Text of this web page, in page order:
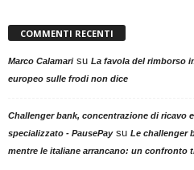
COMMENTI RECENTI
Marco Calamarisu La favola del rimborso
europeo sulle frodi non dice
Challenger bank, concentrazione di ricavo
specializzato - PausePaysu Le challenger
mentre le italiane arrancano: un confronto